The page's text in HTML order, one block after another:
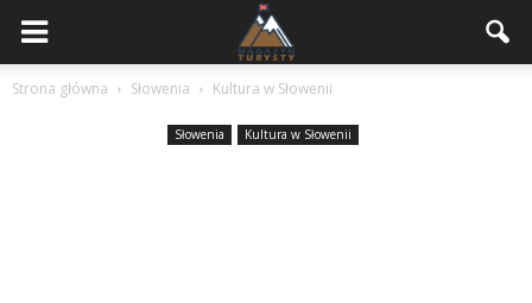
Strona główna Słowenia Kultura w Słowenii
Słowenia Kultura w Słowenii